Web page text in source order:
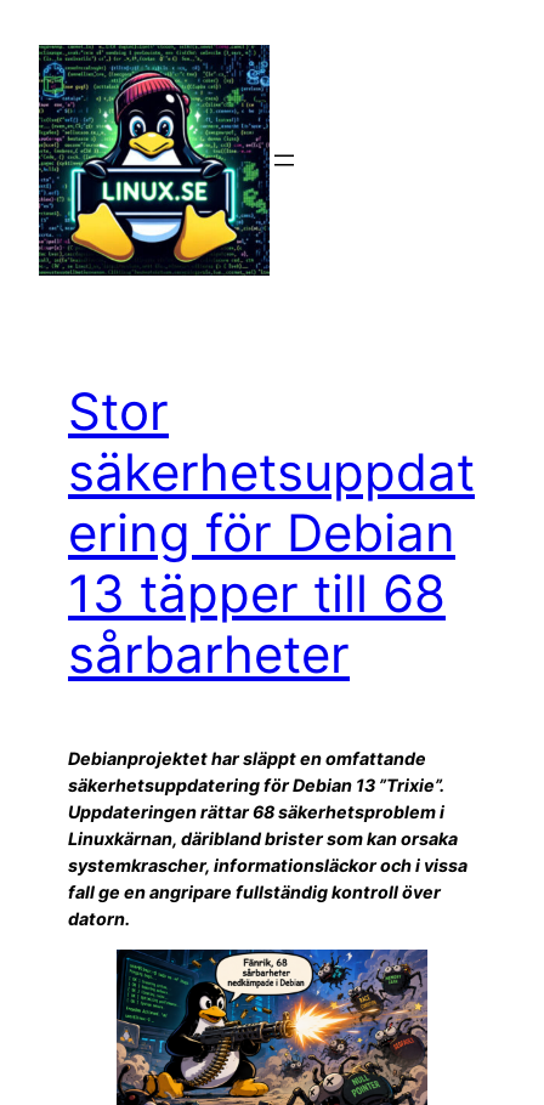
innehåll
Stor
säkerhetsuppdat
ering för Debian
13 täpper till 68
sårbarheter
Debianprojektet har släppt en omfattande
säkerhetsuppdatering för Debian 13 ”Trixie”.
Uppdateringen rättar 68 säkerhetsproblem i
Linuxkärnan, däribland brister som kan orsaka
systemkrascher, informationsläckor och i vissa
fall ge en angripare fullständig kontroll över
datorn.